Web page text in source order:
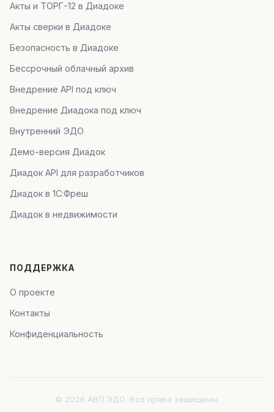
Акты и ТОРГ-12 в Диадоке
Акты сверки в Диадоке
Безопасность в Диадоке
Бессрочный облачный архив
Внедрение API под ключ
Внедрение Диадока под ключ
Внутренний ЭДО
Демо-версия Диадок
Диадок API для разработчиков
Диадок в 1С:Фреш
Диадок в недвижимости
ПОДДЕРЖКА
О проекте
Контакты
Конфиденциальность
© 2026 АВП ЭДО. Все права защищены.